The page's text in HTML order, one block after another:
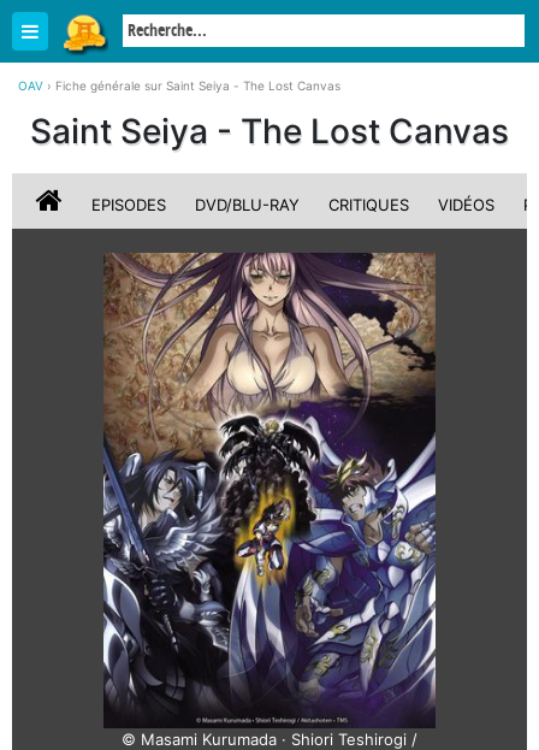
OAV › Fiche générale sur Saint Seiya - The Lost Canvas
Saint Seiya - The Lost Canvas
EPISODES DVD/BLU-RAY CRITIQUES VIDÉOS
© Masami Kurumada · Shiori Teshirogi /